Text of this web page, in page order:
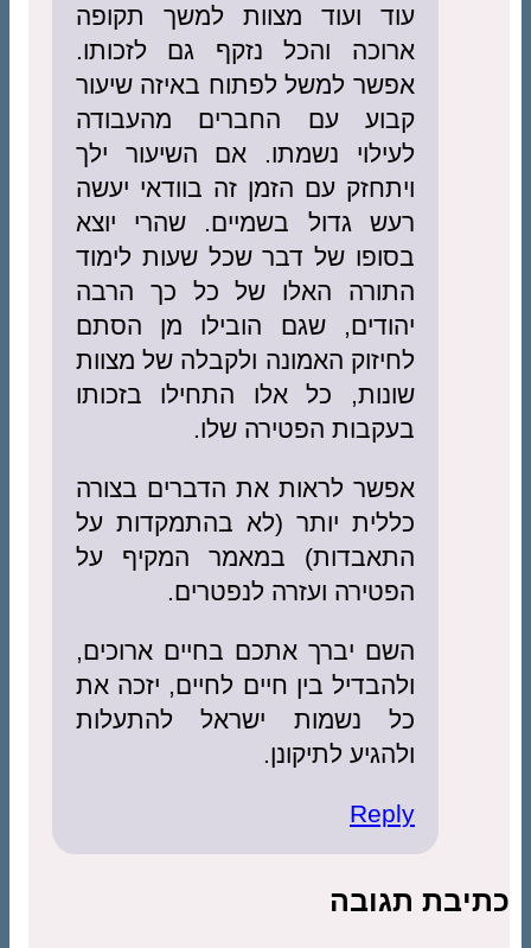
עוד ועוד מצוות למשך תקופה
ארוכה והכל נזקף גם לזכותו.
אפשר למשל לפתוח באיזה שיעור
קבוע עם החברים מהעבודה
לעילוי נשמתו. אם השיעור ילך
ויתחזק עם הזמן זה בוודאי יעשה
רעש גדול בשמיים. שהרי יוצא
בסופו של דבר שכל שעות לימוד
התורה האלו של כל כך הרבה
יהודים, שגם הובילו מן הסתם
לחיזוק האמונה ולקבלה של מצוות
שונות, כל אלו התחילו בזכותו
בעקבות הפטירה שלו.
אפשר לראות את הדברים בצורה
כללית יותר (לא בהתמקדות על
התאבדות) במאמר המקיף על
הפטירה ועזרה לנפטרים.
השם יברך אתכם בחיים ארוכים,
ולהבדיל בין חיים לחיים, יזכה את
כל נשמות ישראל להתעלות
ולהגיע לתיקונן.
Reply
כתיבת תגובה